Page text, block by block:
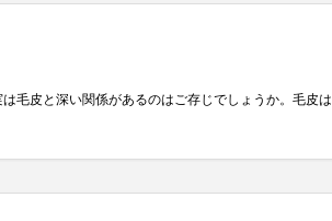
毛皮と深い関係があるのはご存じでしょうか。毛皮は